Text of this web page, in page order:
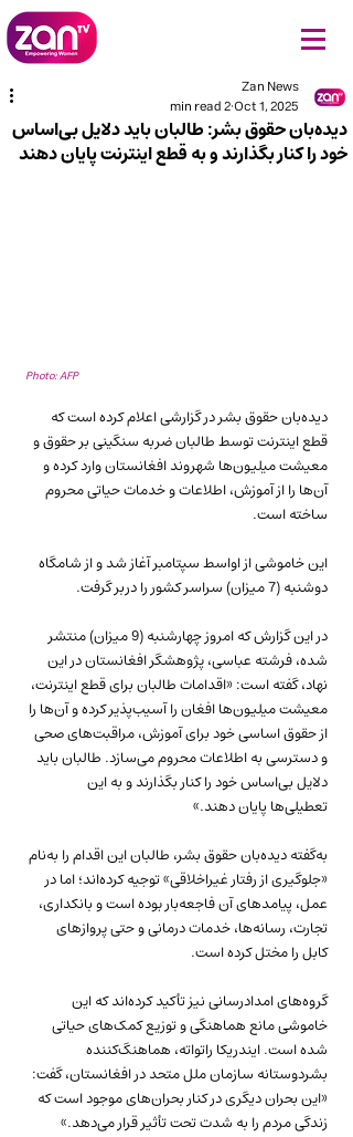
دیده‌بان حقوق بشر: طالبان باید دلایل بی‌اساس
خود را کنار بگذارند و به قطع اینترنت پایان دهند
Zan News
Oct 1, 2025
2 min read
Photo: AFP
دیده‌بان حقوق بشر در گزارشی اعلام کرده است که
قطع اینترنت توسط طالبان ضربه سنگینی بر حقوق و
معیشت میلیون‌ها شهروند افغانستان وارد کرده و
آن‌ها را از آموزش، اطلاعات و خدمات حیاتی محروم
ساخته است.
این خاموشی از اواسط سپتامبر آغاز شد و از شامگاه
دوشنبه (7 میزان) سراسر کشور را دربر گرفت.
در این گزارش که امروز چهارشنبه (9 میزان) منتشر
شده، فرشته عباسی، پژوهشگر افغانستان در این
نهاد، گفته است: «اقدامات طالبان برای قطع اینترنت،
معیشت میلیون‌ها افغان را آسیب‌پذیر کرده و آن‌ها را
از حقوق اساسی خود برای آموزش، مراقبت‌های صحی
و دسترسی به اطلاعات محروم می‌سازد. طالبان باید
دلایل بی‌اساس خود را کنار بگذارند و به این
تعطیلی‌ها پایان دهند.»
به‌گفته دیده‌بان حقوق بشر، طالبان این اقدام را به‌نام
«جلوگیری از رفتار غیراخلاقی» توجیه کرده‌اند؛ اما در
عمل، پیامدهای آن فاجعه‌بار بوده است و بانکداری،
تجارت، رسانه‌ها، خدمات درمانی و حتی پروازهای
کابل را مختل کرده است.
گروه‌های امدادرسانی نیز تأکید کرده‌اند که این
خاموشی مانع هماهنگی و توزیع کمک‌های حیاتی
شده است. ایندریکا راتواته، هماهنگ‌کننده
بشردوستانه سازمان ملل متحد در افغانستان، گفت:
«این بحران دیگری در کنار بحران‌های موجود است که
زندگی مردم را به شدت تحت تأثیر قرار می‌دهد.»